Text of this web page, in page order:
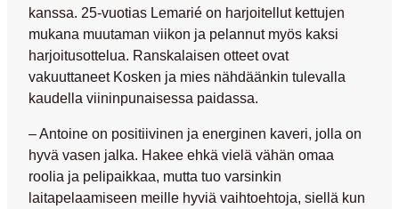
kanssa. 25-vuotias Lemarié on harjoitellut kettujen
mukana muutaman viikon ja pelannut myös kaksi
harjoitusottelua. Ranskalaisen otteet ovat
vakuuttaneet Kosken ja mies nähdäänkin tulevalla
kaudella viininpunaisessa paidassa.
– Antoine on positiivinen ja energinen kaveri, jolla on
hyvä vasen jalka. Hakee ehkä vielä vähän omaa
roolia ja pelipaikkaa, mutta tuo varsinkin
laitapelaamiseen meille hyviä vaihtoehtoja, siellä kun